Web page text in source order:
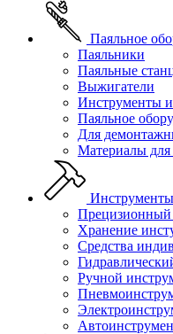
Паяльное
Паяльники
Паяльные
Выжигатели
Инструменты и
Паяльное
Для
Материалы для
Инструменты
Прецизионный
Хранение
Средства
Ручной